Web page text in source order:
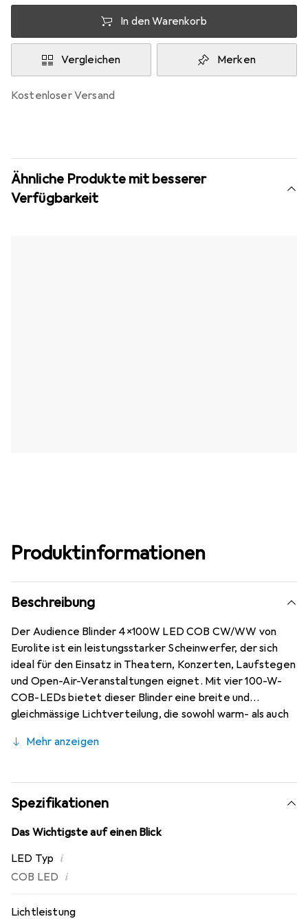
In den Warenkorb
Vergleichen Merken
kostenloser Versand
Ähnliche Produkte mit besserer
Verfügbarkeit
Produktinformationen
Beschreibung
Der Audience Blinder 4x100W LED COB CW/WW von
Eurolite ist ein leistungsstarker Scheinwerfer, der sich
ideal für den Einsatz in Theatern, Konzerten, Laufstegen
und Open-Air-Veranstaltungen eignet. Mit vier 100-W-
COB-LEDs bietet dieser Blinder eine breite und
gleichmässige Lichtverteilung, die sowohl warm- als auch
ermöglicht. Die energiesparende und langlebige
während die integrierten Showprogramme im Automodus
und die variablen Strobe-Geschwindigkeiten zusätzliche
kreative Möglichkeiten bieten. Die einfache Bedienung
erfolgt über eine Steuereinheit mit einer 4-stelligen
ermöglicht eine flexible Installation. Der Audience Blinder
ist sowohl im Stand-alone-Betrieb als auch über DMX
werden, was ihn zu einer vielseitigen Lösung für
Mehr anzeigen
Spezifikationen
Das Wichtigste auf einen Blick
LED Typ i
COB LED i
Lichtleistung